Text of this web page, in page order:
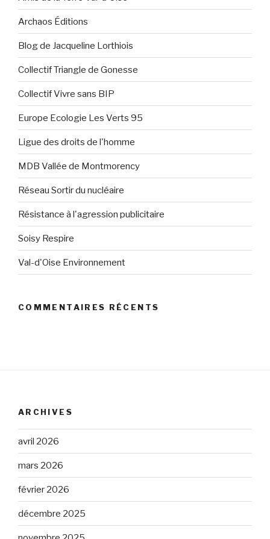
Archaos Éditions
Blog de Jacqueline Lorthiois
Collectif Triangle de Gonesse
Collectif Vivre sans BIP
Europe Ecologie Les Verts 95
Ligue des droits de l'homme
MDB Vallée de Montmorency
Réseau Sortir du nucléaire
Résistance à l'agression publicitaire
Soisy Respire
Val-d'Oise Environnement
COMMENTAIRES RÉCENTS
ARCHIVES
avril 2026
mars 2026
février 2026
décembre 2025